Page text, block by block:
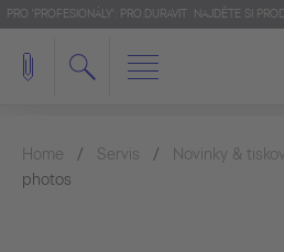
PRO 'PROFESIONÁLY': PRO.DURAVIT NAJDĚTE SI
Home Servis Novinky &
photos